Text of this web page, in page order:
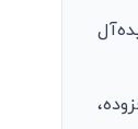
مشکی انتخابی ایده‌آل